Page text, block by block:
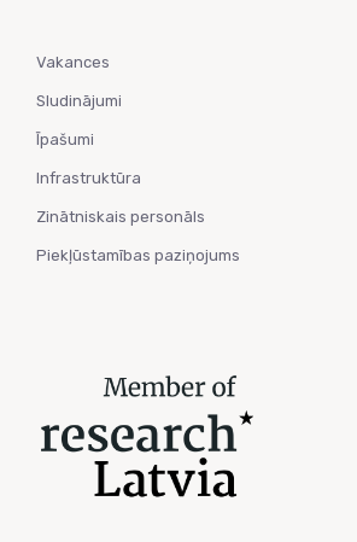
Vakances
Sludinājumi
Īpašumi
Infrastruktūra
Zinātniskais personāls
Piekļūstamības paziņojums